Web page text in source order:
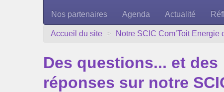
Nos partenaires Agenda Actualité
Accueil du site > Notre SCIC Com’Toit Energie
Des questions... et des
réponses sur notre